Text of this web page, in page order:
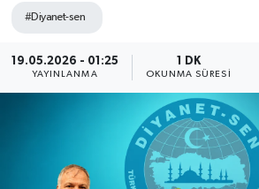
#Diyanet-sen
19.05.2026 - 01:25
YAYINLANMA
1 DK
OKUNMA SÜRESI
Haber Arşivi